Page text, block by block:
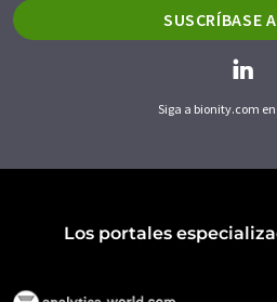
SUSCRÍBASE
Siga a bionity.com
Los portales